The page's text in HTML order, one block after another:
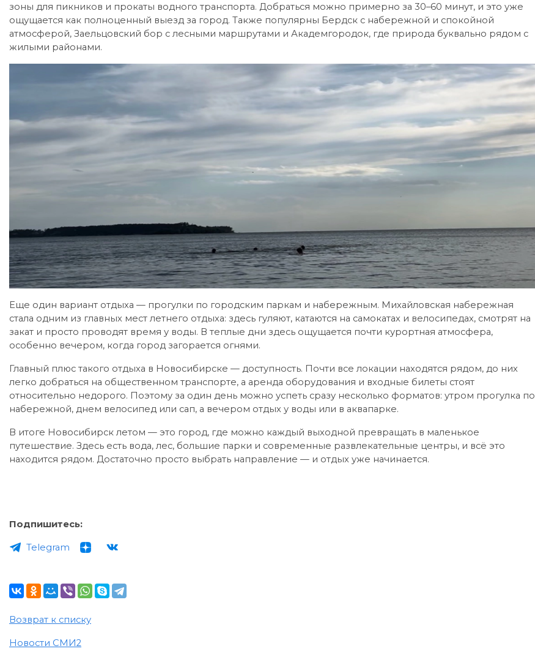
зоны для пикников и прокаты водного транспорта. Добраться можно примерно за 30–60 минут, и это уже
ощущается как полноценный выезд за город. Также популярны Бердск с набережной и спокойной
атмосферой, Заельцовский бор с лесными маршрутами и Академгородок, где природа буквально рядом с
жилыми районами.
Еще один вариант отдыха — прогулки по городским паркам и набережным. Михайловская набережная
стала одним из главных мест летнего отдыха: здесь гуляют, катаются на самокатах и велосипедах, смотрят на
закат и просто проводят время у воды. В теплые дни здесь ощущается почти курортная атмосфера,
особенно вечером, когда город загорается огнями.
Главный плюс такого отдыха в Новосибирске — доступность. Почти все локации находятся рядом, до них
легко добраться на общественном транспорте, а аренда оборудования и входные билеты стоят
относительно недорого. Поэтому за один день можно успеть сразу несколько форматов: утром прогулка по
набережной, днем велосипед или сап, а вечером отдых у воды или в аквапарке.
В итоге Новосибирск летом — это город, где можно каждый выходной превращать в маленькое
путешествие. Здесь есть вода, лес, большие парки и современные развлекательные центры, и всё это
находится рядом. Достаточно просто выбрать направление — и отдых уже начинается.
Подпишитесь:
Telegram
Возврат к списку
Новости СМИ2